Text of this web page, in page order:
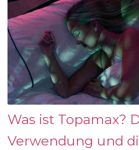
Was ist Topamax?
Verwendung und